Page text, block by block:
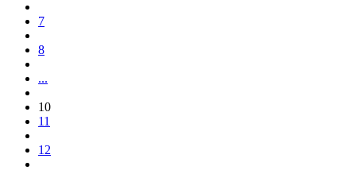
7
8
...
10
11
12